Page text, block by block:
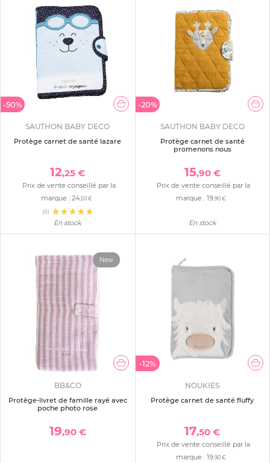
-50%
SAUTHON BABY DECO
Protège carnet de santé lazare
12,25 €
Prix de vente conseillé par la
marque : 24,50 €
(8)
En stock
-20%
SAUTHON BABY DECO
Protège carnet de santé
promenons nous
15,90 €
Prix de vente conseillé par la
marque :19 ,90 €
En stock
New
BB&CO
Protège-livret de famille rayé avec
poche photo rose
19,90 €
-12%
NOUKIES
Protège carnet de santé fluffy
17,50 €
Prix de vente conseillé par la
marque :19 ,90 €